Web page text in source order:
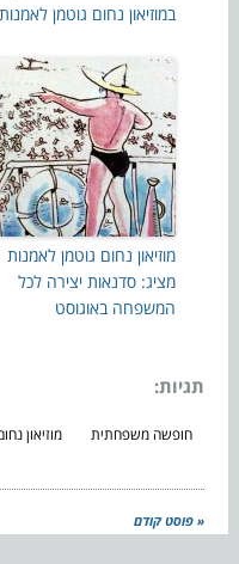
במוזיאון נחום גוטמן לאמנות
מוזיאון נחום גוטמן לאמנות
מציג: סדנאות יצירה לכל
המשפחה באוגוסט
תגיות:
חופשה משפחתית מוזיאון
« פוסט קודם